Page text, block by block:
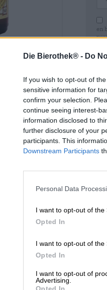
Die Bierothek® - Do
If you wish to opt-out of
sensitive information for
confirm your selection.
continue seeing interest-
information disclosed to
further disclosure of your
participants. This
Downstream Participants
Personal Data
I want to opt-out of the
Opted In
I want to opt-out of the
Opted In
I want to opt-out of
Advertising.
en
*
*
De
we